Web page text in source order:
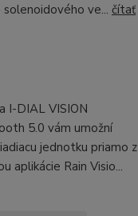
ve... čítať
I-DIAL VISION
5.0 vám umožní
jednotku priamo z
aplikácie Rain Visio...